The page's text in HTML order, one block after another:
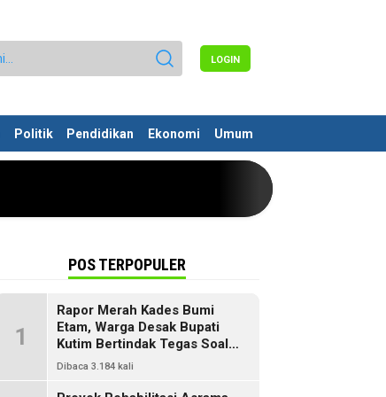
LOGIN
Politik Pendidikan Ekonomi Umum
POS TERPOPULER
1
Rapor Merah Kades Bumi
Etam, Warga Desak Bupati
Kutim Bertindak Tegas Soal
Penyelewengan Dana SILPA
Dibaca 3.184 kali